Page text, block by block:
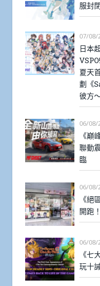
服封
07/08/
日本
夏天
劃《
彼方
06/08/
《巔
聯動
臨
06/08/
《絕
開跑
06/08/
《七
玩十